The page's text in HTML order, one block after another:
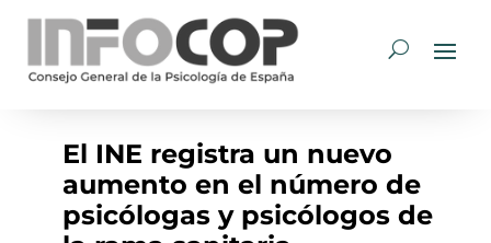
El INE registra un nuevo
aumento en el número de
psicólogas y psicólogos de